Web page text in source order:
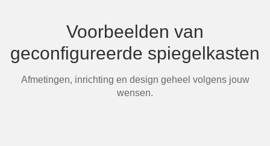
Voorbeelden van
geconfigureerde spiegelkasten
Afmetingen, inrichting en design geheel volgens jouw
wensen.
Tafels & zitbanken
Vitrinekasten